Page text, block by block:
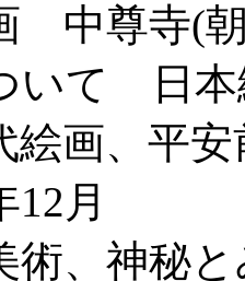
中尊寺(
いて 日
絵画、
月
術、神秘